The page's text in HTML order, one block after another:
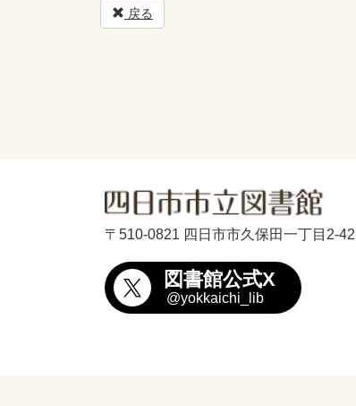
戻る
〒510-0821 四日市市久保田一丁目2-42
図書館公式X
@yokkaichi_lib